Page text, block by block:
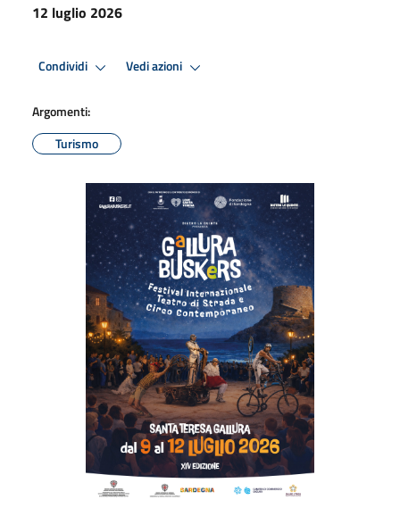
12 luglio 2026
Condividi Vedi azioni
Argomenti:
Turismo